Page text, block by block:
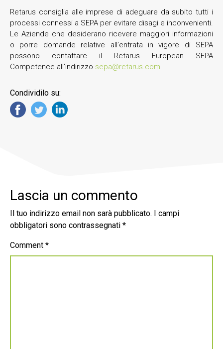
Retarus consiglia alle imprese di adeguare da subito tutti i
processi connessi a SEPA per evitare disagi e inconvenienti.
Le Aziende che desiderano ricevere maggiori informazioni
o porre domande relative all’entrata in vigore di SEPA
possono contattare il Retarus European SEPA
Competence all’indirizzo sepa@retarus.com
Condividilo su:
Lascia un commento
Il tuo indirizzo email non sarà pubblicato.
I campi
obbligatori sono contrassegnati *
Comment *